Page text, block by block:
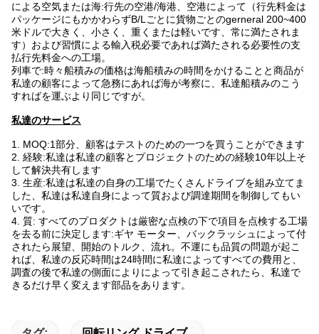
による空気または海:行先の空港/海港、空港によって（行先料金は
パッケージにもかかわらずB/Lごとに貨物ごとのgerneral 200~400
米ドルで大きく、小さく、重くまたは軽いです、常に満たされま
す）および習慣による輸入税必要であれば満たされる必要性の支
払行先料金への工場。
列車で:時々船積みの価格は海船積みの時間をかけることと商品が
私達の顧客によって急務にあれば海が考察に、私達船積みのこう
すればを運ぶより同じですが。
私達のサービス
1. MOQ:1部分、顧客はテストのための一つを買うことができます
2. 経験:私達は私達の顧客とプロジェクトのための経験10年以上そ
して解決共有します
3. 生産:私達は私達の自身の工場でたくさんドライブを組み立てま
した、私達は私達自身によって質および調達期間を制御してもい
いです。
4. 質: すべてのプロダクトは厳密な点検の下で項目を点検する工場
を去る前に決定します:ギヤ モーター、バックラッシュによって付
されたら展望、開始のトルク、流れ。不運にも品質の問題が起こ
れば、私達の反応時間は24時間に私達によってすべての費用と、
調査の後で私達の側面によりによって引き起こされたら、私達で
きるだけ早く変えます部品をあります。